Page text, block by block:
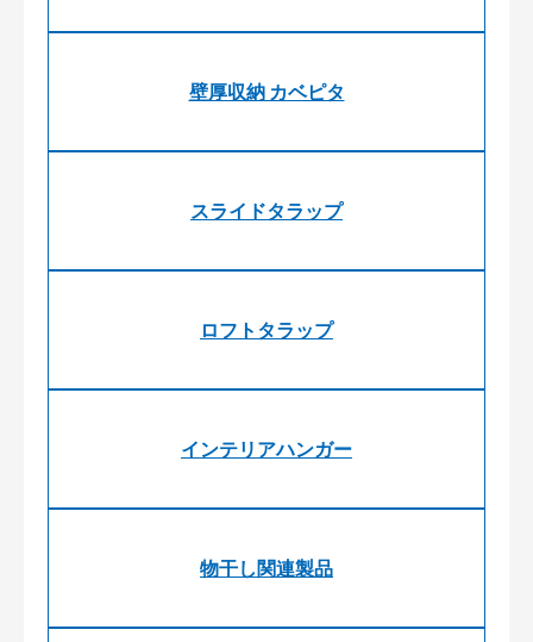
壁厚収納 カベピタ
スライドタラップ
ロフトタラップ
インテリアハンガー
物干し関連製品